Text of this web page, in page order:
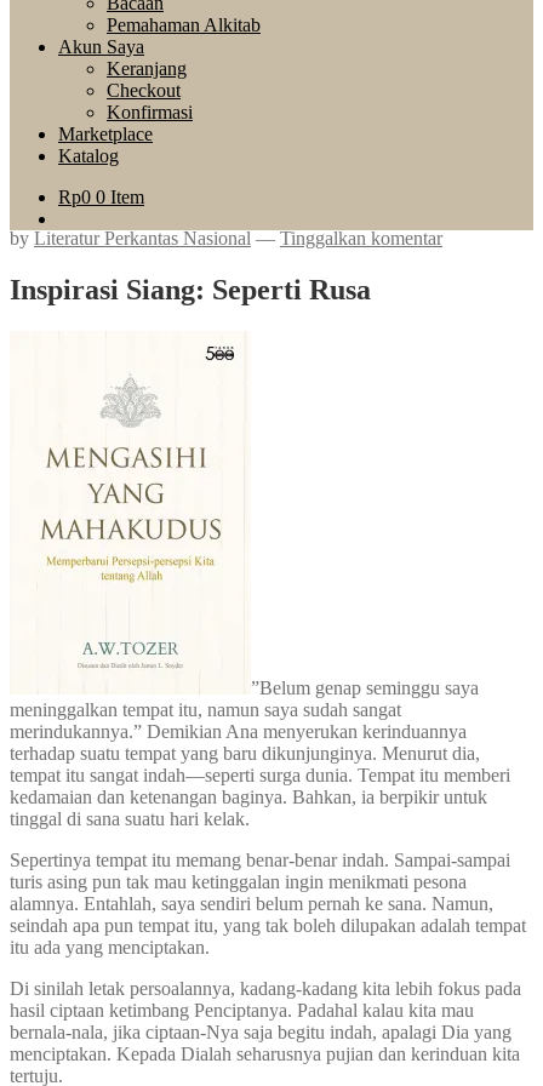
Pemahaman Alkitab
Akun Saya
Keranjang
Checkout
Konfirmasi
Marketplace
Katalog
Rp0 0 Item
by Literatur Perkantas Nasional — Tinggalkan komentar
Inspirasi Siang: Seperti Rusa
”Belum genap seminggu saya
meninggalkan tempat itu, namun saya sudah sangat
merindukannya.” Demikian Ana menyerukan kerinduannya
terhadap suatu tempat yang baru dikunjunginya. Menurut dia,
tempat itu sangat indah—seperti surga dunia. Tempat itu memberi
kedamaian dan ketenangan baginya. Bahkan, ia berpikir untuk
tinggal di sana suatu hari kelak.
Sepertinya tempat itu memang benar-benar indah. Sampai-sampai
turis asing pun tak mau ketinggalan ingin menikmati pesona
alamnya. Entahlah, saya sendiri belum pernah ke sana. Namun,
seindah apa pun tempat itu, yang tak boleh dilupakan adalah tempat
itu ada yang menciptakan.
Di sinilah letak persoalannya, kadang-kadang kita lebih fokus pada
hasil ciptaan ketimbang Penciptanya. Padahal kalau kita mau
bernala-nala, jika ciptaan-Nya saja begitu indah, apalagi Dia yang
menciptakan. Kepada Dialah seharusnya pujian dan kerinduan kita
tertuju.